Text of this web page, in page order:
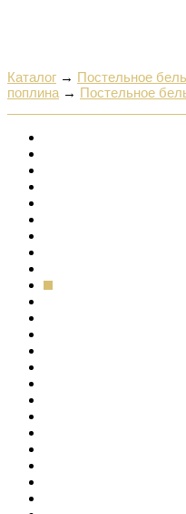
Каталог → Постельное
поплина → Постельное